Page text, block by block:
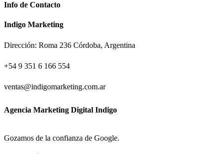
Info de Contacto
Indigo Marketing
Dirección: Roma 236 Córdoba, Argentina
+54 9 351 6 166 554
ventas@indigomarketing.com.ar
Agencia Marketing Digital Indigo
Gozamos de la confianza de Google.